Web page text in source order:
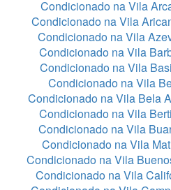
Condicionado na Vila
Condicionado na Vila
Condicionado na Vila
Condicionado na Vila
Condicionado na Vila
Condicionado na Vila
Condicionado na Vila Bela
Condicionado na Vila
Condicionado na Vila
Condicionado na Vila
Condicionado na Vila
Condicionado na Vila